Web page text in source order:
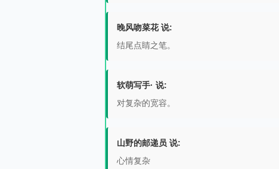
晚风吻菜花 说:
结尾点睛之笔。
软萌写手· 说:
对复杂的宽容。
山野的邮递员 说:
心情复杂